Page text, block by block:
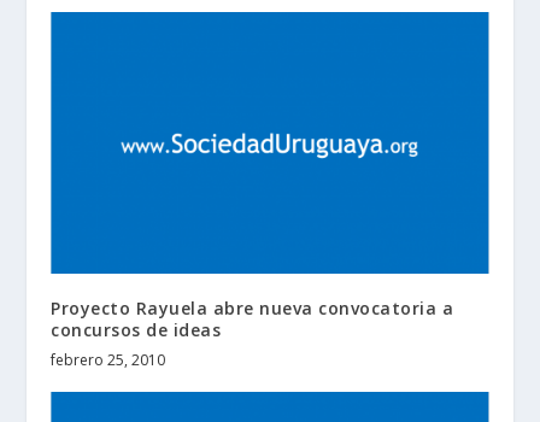
Proyecto Rayuela abre nueva convocatoria a
concursos de ideas
febrero 25, 2010